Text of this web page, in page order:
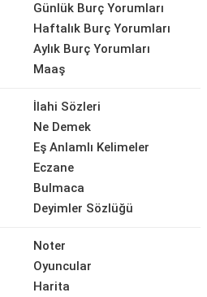
Günlük Burç Yorumları
Haftalık Burç Yorumları
Aylık Burç Yorumları
Maaş
İlahi Sözleri
Ne Demek
Eş Anlamlı Kelimeler
Eczane
Bulmaca
Deyimler Sözlüğü
Noter
Oyuncular
Harita